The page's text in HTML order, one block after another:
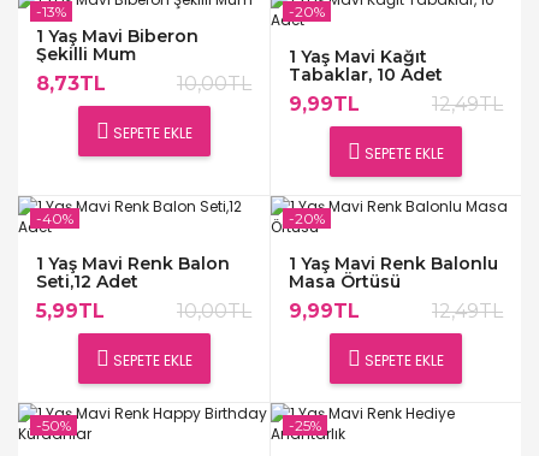
1 Yaş Mavi Biberon
Şekilli Mum
8,73TL 10,00TL
SEPETE EKLE
-13%
1 Yaş Mavi Kağıt
Tabaklar, 10 Adet
9,99TL 12,49TL
SEPETE EKLE
-20%
1 Yaş Mavi Renk Balon
Seti,12 Adet
5,99TL 10,00TL
SEPETE EKLE
-40%
1 Yaş Mavi Renk Balonlu
Masa Örtüsü
9,99TL 12,49TL
SEPETE EKLE
-20%
-50% -25%